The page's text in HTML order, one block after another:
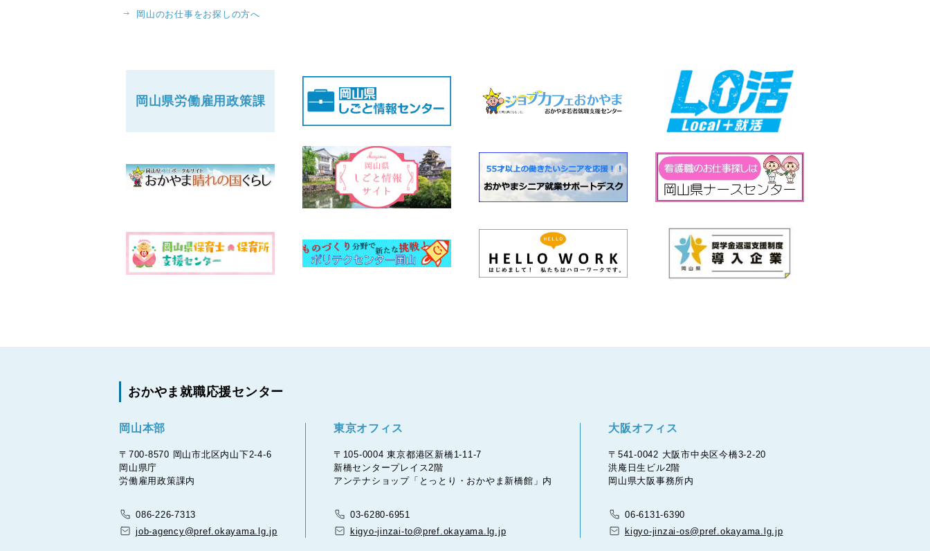
岡山のお仕事をお探しの方へ
岡山県労働雇用政策課
おかやま就職応援センター
岡山本部
〒700-8570 岡山市北区内山下2-4-6
岡山県庁
労働雇用政策課内
086-226-7313
job-agency@pref.okayama.lg.jp
東京オフィス
〒105-0004 東京都港区新橋1-11-7
新橋センタープレイス2階
アンテナショップ「とっとり・おかやま新橋館」内
03-6280-6951
kigyo-jinzai-to@pref.okayama.lg.jp
大阪オフィス
〒541-0042 大阪市中央区今橋3-2-20
洪庵日生ビル2階
岡山県大阪事務所内
06-6131-6390
kigyo-jinzai-os@pref.okayama.lg.jp